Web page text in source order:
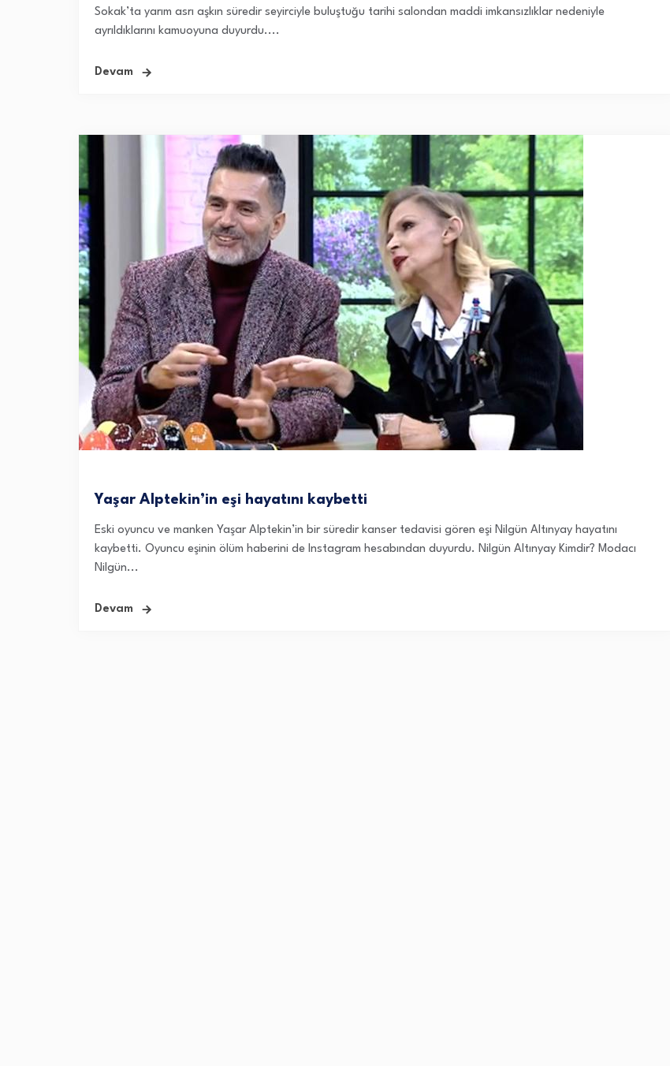
Sokak’ta yarım asrı aşkın süredir seyirciyle buluştuğu tarihi salondan maddi imkansızlıklar nedeniyle
ayrıldıklarını kamuoyuna duyurdu....
Devam
Yaşar Alptekin’in eşi hayatını kaybetti
Eski oyuncu ve manken Yaşar Alptekin’in bir süredir kanser tedavisi gören eşi Nilgün Altınyay hayatını
kaybetti. Oyuncu eşinin ölüm haberini de Instagram hesabından duyurdu. Nilgün Altınyay Kimdir? Modacı
Nilgün...
Devam